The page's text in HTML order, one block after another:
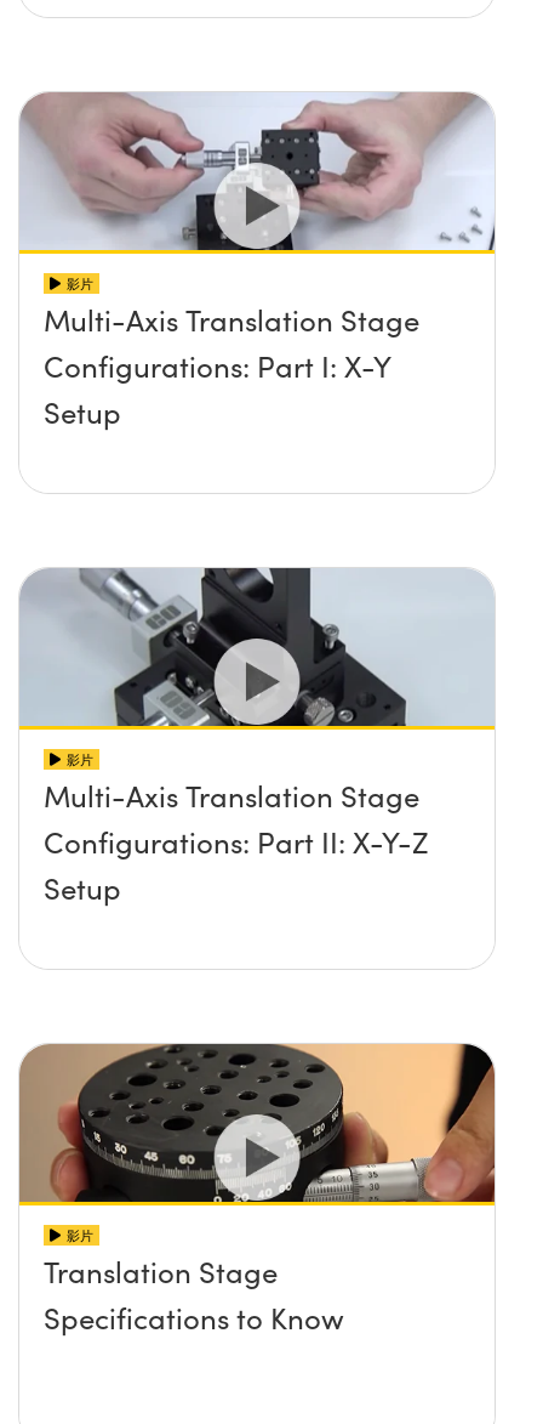
影片
Multi-Axis Translation Stage
Configurations: Part I: X-Y
Setup
影片
Multi-Axis Translation Stage
Configurations: Part II: X-Y-Z
Setup
影片
Translation Stage
Specifications to Know